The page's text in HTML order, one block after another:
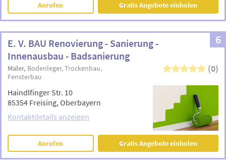
Anrufen Gratis Angebote einholen
6
E. V. BAU Renovierung - Sanierung -
Innenausbau - Badsanierung
Maler Bodenleger Trockenbau
Fensterbau
(0)
Haindlfinger Str. 10
85354 Freising, Oberbayern
Kontaktdetails anzeigen
Anrufen Gratis Angebote einholen